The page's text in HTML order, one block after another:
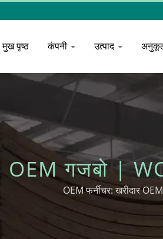
मुख पृष्ठ कंपनी उत्पाद
OEM गजबो |
OEM फर्नीचर: खरीदार